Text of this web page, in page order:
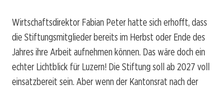
Wirtschaftsdirektor Fabian Peter hatte sich erhofft, dass
die Stiftungsmitglieder bereits im Herbst oder Ende des
Jahres ihre Arbeit aufnehmen können. Das wäre doch ein
echter Lichtblick für Luzern! Die Stiftung soll ab 2027 voll
einsatzbereit sein. Aber wenn der Kantonsrat nach der